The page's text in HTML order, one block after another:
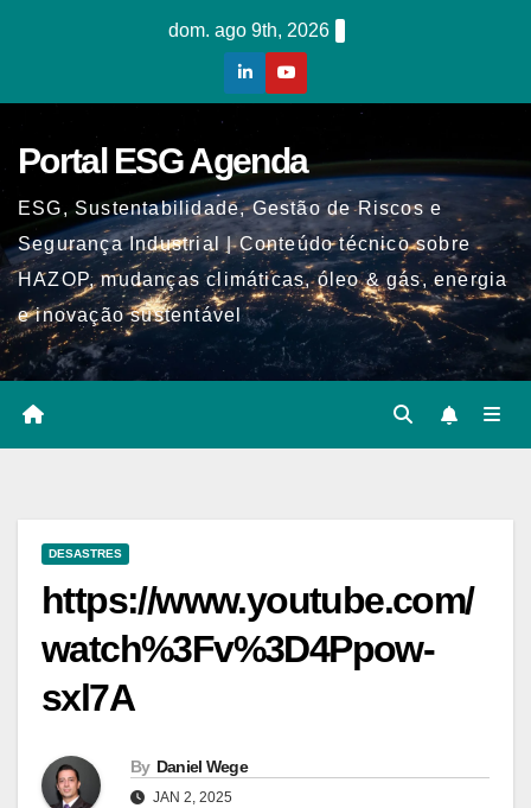
dom. ago 9th, 2026
Portal ESG Agenda
ESG, Sustentabilidade, Gestão de Riscos e
Segurança Industrial | Conteúdo técnico sobre
HAZOP, mudanças climáticas, óleo & gás, energia
e inovação sustentável
DESASTRES
https://www.youtube.com/
watch%3Fv%3D4Ppow-
sxl7A
By Daniel Wege
JAN 2, 2025